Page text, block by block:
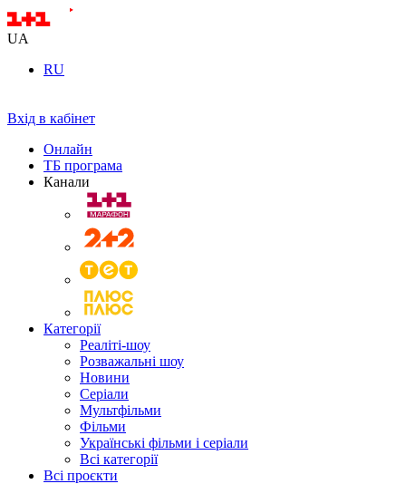
UA
RU
Вхід в кабінет
Онлайн
ТБ програма
Канали
Категорії
Реаліті-шоу
Розважальні шоу
Новини
Серіали
Мультфільми
Фільми
Українські фільми і серіали
Всі категорії
Всі проєкти